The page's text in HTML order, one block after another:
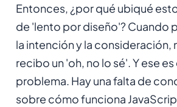
Entonces, ¿por qué ubiqué
de 'lento por diseño'? Cuando
la intención y la consideración,
recibo un 'oh, no lo sé'. Y ese
problema. Hay una falta de
sobre cómo funciona